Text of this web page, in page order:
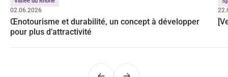
02.06.2026
Œnotourisme et durabilité, un concept à développer
pour plus d’attractivité